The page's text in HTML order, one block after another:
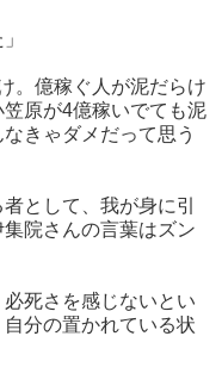
。億稼ぐ人が泥だらけ
原が4億稼いでても泥
きゃダメだって思う
として、我が身に引
院さんの言葉はズン
死さを感じないとい
分の置かれている状